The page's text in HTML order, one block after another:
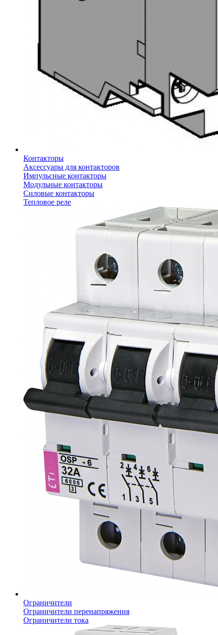
Контакторы
Аксессуары для контакторов
Импульсные контакторы
Модульные контакторы
Силовые контакторы
Тепловое реле
Ограничители
Ограничители перенапряжения
Ограничители тока